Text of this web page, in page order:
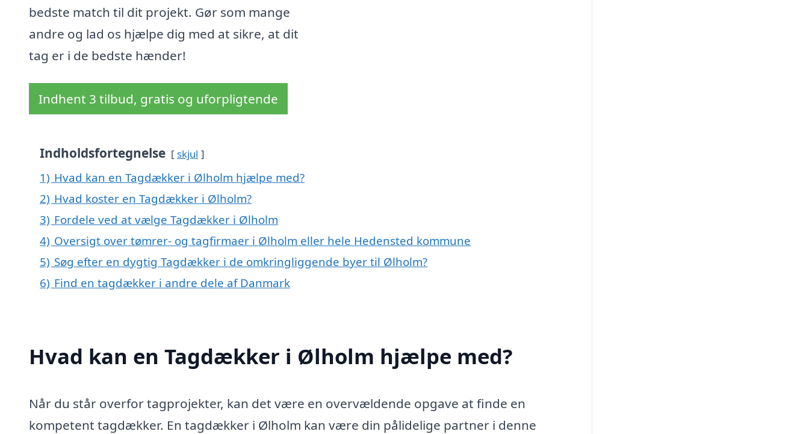
bedste match til dit projekt. Gør som mange
andre og lad os hjælpe dig med at sikre, at dit
tag er i de bedste hænder!
Indhent 3 tilbud, gratis og uforpligtende
Indholdsfortegnelse skjul
1) Hvad kan en Tagdækker i Ølholm hjælpe med?
2) Hvad koster en Tagdækker i Ølholm?
3) Fordele ved at vælge Tagdækker i Ølholm
4) Oversigt over tømrer- og tagfirmaer i Ølholm eller hele Hedensted kommune
5) Søg efter en dygtig Tagdækker i de omkringliggende byer til Ølholm?
6) Find en tagdækker i andre dele af Danmark
Hvad kan en Tagdækker i Ølholm hjælpe med?
Når du står overfor tagprojekter, kan det være en overvældende opgave at finde en
kompetent tagdækker. En tagdækker i Ølholm kan være din pålidelige partner i denne